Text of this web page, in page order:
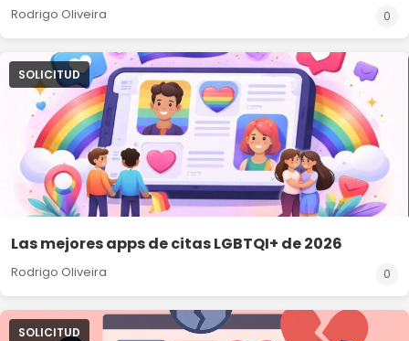
Rodrigo Oliveira 0
SOLICITUD
Las mejores apps de citas LGBTQI+ de 2026
Rodrigo Oliveira 0
SOLICITUD